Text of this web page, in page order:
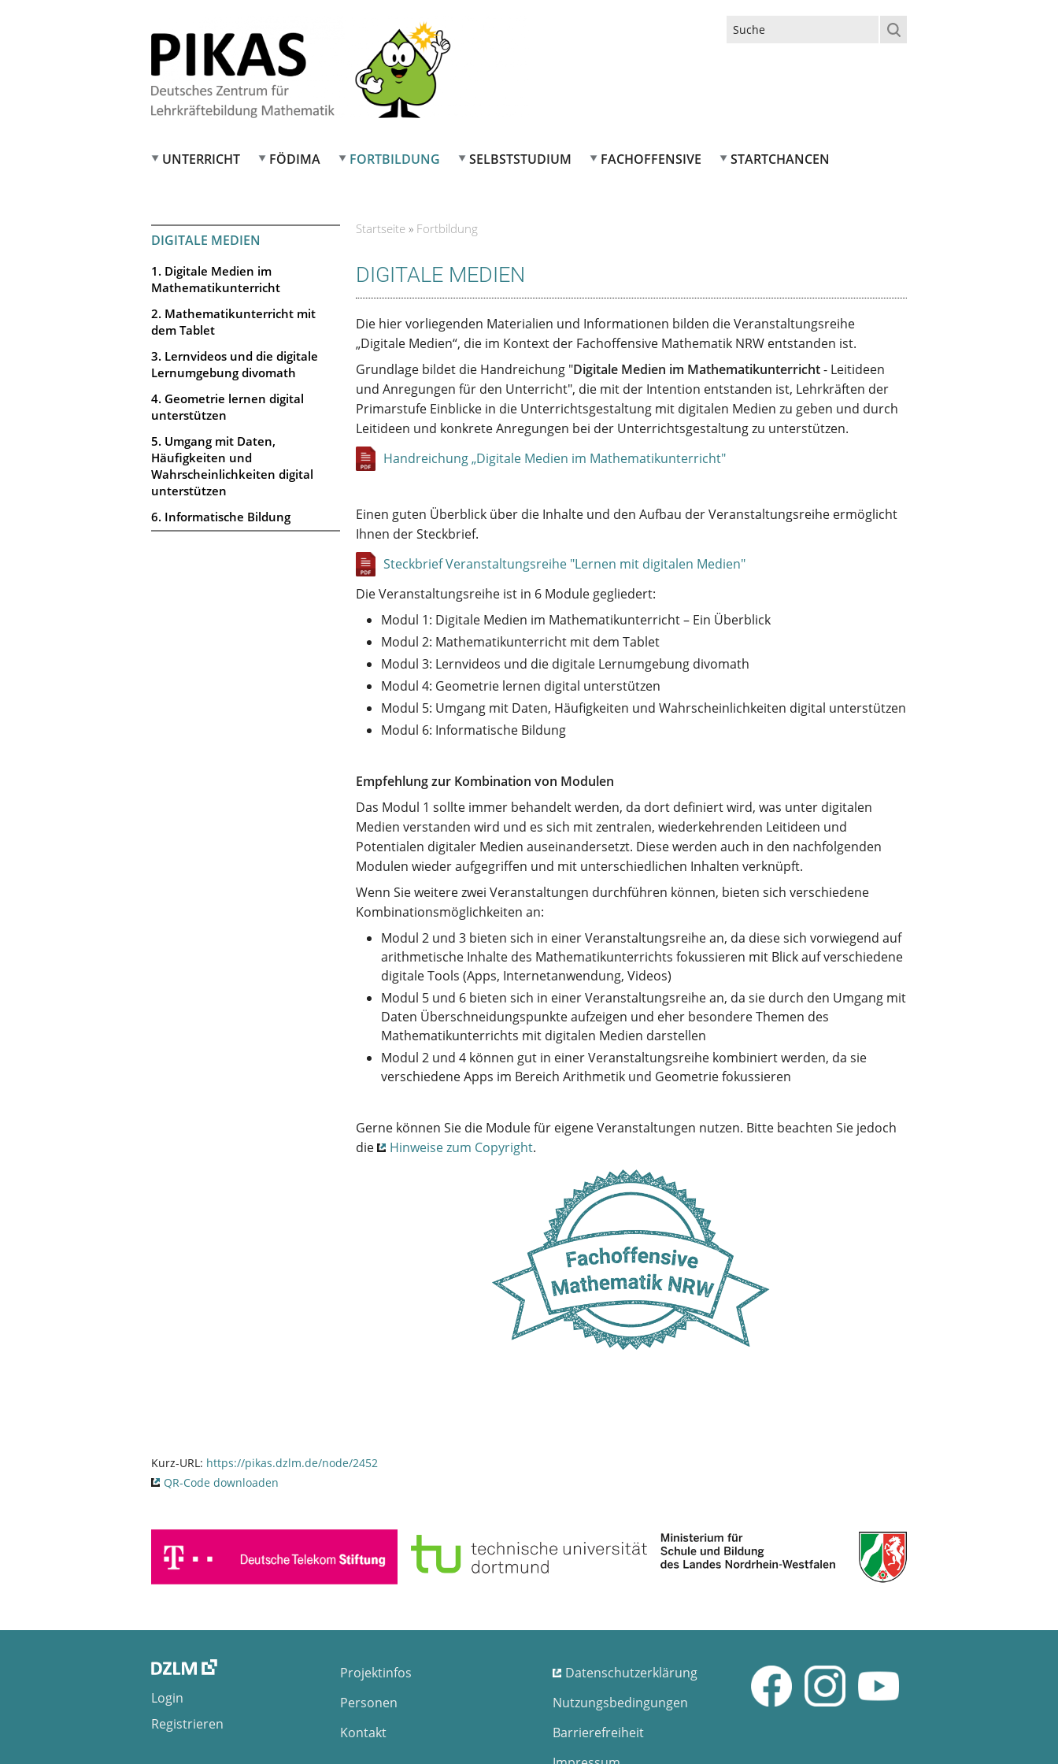
UNTERRICHT FÖDIMA FORTBILDUNG SELBSTSTUDIUM FACHOFFENSIVE STARTCHANCEN
DIGITALE MEDIEN
1. Digitale Medien im
Mathematikunterricht
2. Mathematikunterricht mit
dem Tablet
3. Lernvideos und die digitale
Lernumgebung divomath
4. Geometrie lernen digital
unterstützen
5. Umgang mit Daten,
Häufigkeiten und
Wahrscheinlichkeiten digital
unterstützen
6. Informatische Bildung
Startseite » Fortbildung
DIGITALE MEDIEN
Die hier vorliegenden Materialien und Informationen bilden die Veranstaltungsreihe
„Digitale Medien“, die im Kontext der Fachoffensive Mathematik NRW entstanden ist.
Grundlage bildet die Handreichung "Digitale Medien im Mathematikunterricht- Leitideen
und Anregungen für den Unterricht", die mit der Intention entstanden ist, Lehrkräften der
Primarstufe Einblicke in die Unterrichtsgestaltung mit digitalen Medien zu geben und durch
Leitideen und konkrete Anregungen bei der Unterrichtsgestaltung zu unterstützen.
Handreichung „Digitale Medien im Mathematikunterricht"
Einen guten Überblick über die Inhalte und den Aufbau der Veranstaltungsreihe ermöglicht
Ihnen der Steckbrief.
Steckbrief Veranstaltungsreihe "Lernen mit digitalen Medien"
Die Veranstaltungsreihe ist in 6 Module gegliedert:
Modul 1: Digitale Medien im Mathematikunterricht – Ein Überblick
Modul 2: Mathematikunterricht mit dem Tablet
Modul 3: Lernvideos und die digitale Lernumgebung divomath
Modul 4: Geometrie lernen digital unterstützen
Modul 5: Umgang mit Daten, Häufigkeiten und Wahrscheinlichkeiten digital unterstützen
Modul 6: Informatische Bildung
Empfehlung zur Kombination von Modulen
Das Modul 1 sollte immer behandelt werden, da dort definiert wird, was unter digitalen
Medien verstanden wird und es sich mit zentralen, wiederkehrenden Leitideen und
Potentialen digitaler Medien auseinandersetzt. Diese werden auch in den nachfolgenden
Modulen wieder aufgegriffen und mit unterschiedlichen Inhalten verknüpft.
Wenn Sie weitere zwei Veranstaltungen durchführen können, bieten sich verschiedene
Kombinationsmöglichkeiten an:
Modul 2 und 3 bieten sich in einer Veranstaltungsreihe an, da diese sich vorwiegend auf
arithmetische Inhalte des Mathematikunterrichts fokussieren mit Blick auf verschiedene
digitale Tools (Apps, Internetanwendung, Videos)
Modul 5 und 6 bieten sich in einer Veranstaltungsreihe an, da sie durch den Umgang mit
Daten Überschneidungspunkte aufzeigen und eher besondere Themen des
Mathematikunterrichts mit digitalen Medien darstellen
Modul 2 und 4 können gut in einer Veranstaltungsreihe kombiniert werden, da sie
verschiedene Apps im Bereich Arithmetik und Geometrie fokussieren
Gerne können Sie die Module für eigene Veranstaltungen nutzen. Bitte beachten Sie jedoch
die
Hinweise zum Copyright.
Kurz-URL: https://pikas.dzlm.de/node/2452
QR-Code downloaden
Login
Registrieren
Projektinfos
Personen
Kontakt
Datenschutzerklärung
Nutzungsbedingungen
Barrierefreiheit